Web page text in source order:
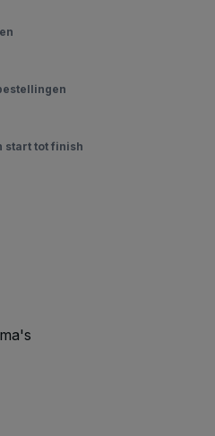
start tot finish